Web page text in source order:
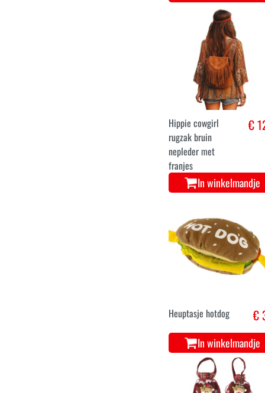
Hippie cowgirl
rugzak bruin
nepleder met
franjes
€
In winkelmandje
Heuptasje hotdog €
In winkelmandje